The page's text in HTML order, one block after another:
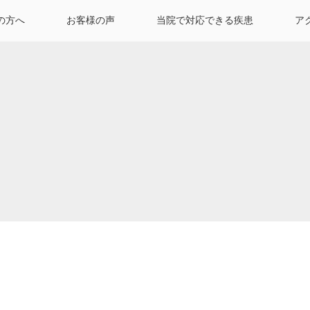
方へ お客様の声 当院で対応できる疾患 ア